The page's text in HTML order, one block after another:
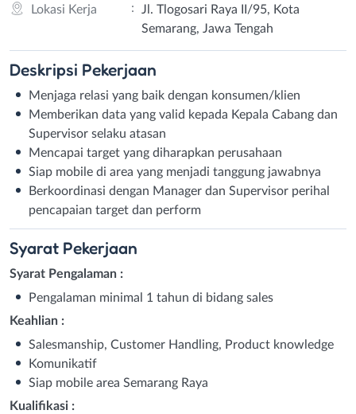
Lokasi Kerja
:
Jl. Tlogosari Raya II/95, Kota
Semarang, Jawa Tengah
Deskripsi Pekerjaan
Menjaga relasi yang baik dengan konsumen/klien
Memberikan data yang valid kepada Kepala Cabang dan
Supervisor selaku atasan
Mencapai target yang diharapkan perusahaan
Siap mobile di area yang menjadi tanggung jawabnya
Berkoordinasi dengan Manager dan Supervisor perihal
pencapaian target dan perform
Syarat Pekerjaan
Syarat Pengalaman :
Pengalaman minimal 1 tahun di bidang sales
Keahlian :
Salesmanship, Customer Handling, Product knowledge
Komunikatif
Siap mobile area Semarang Raya
Kualifikasi :